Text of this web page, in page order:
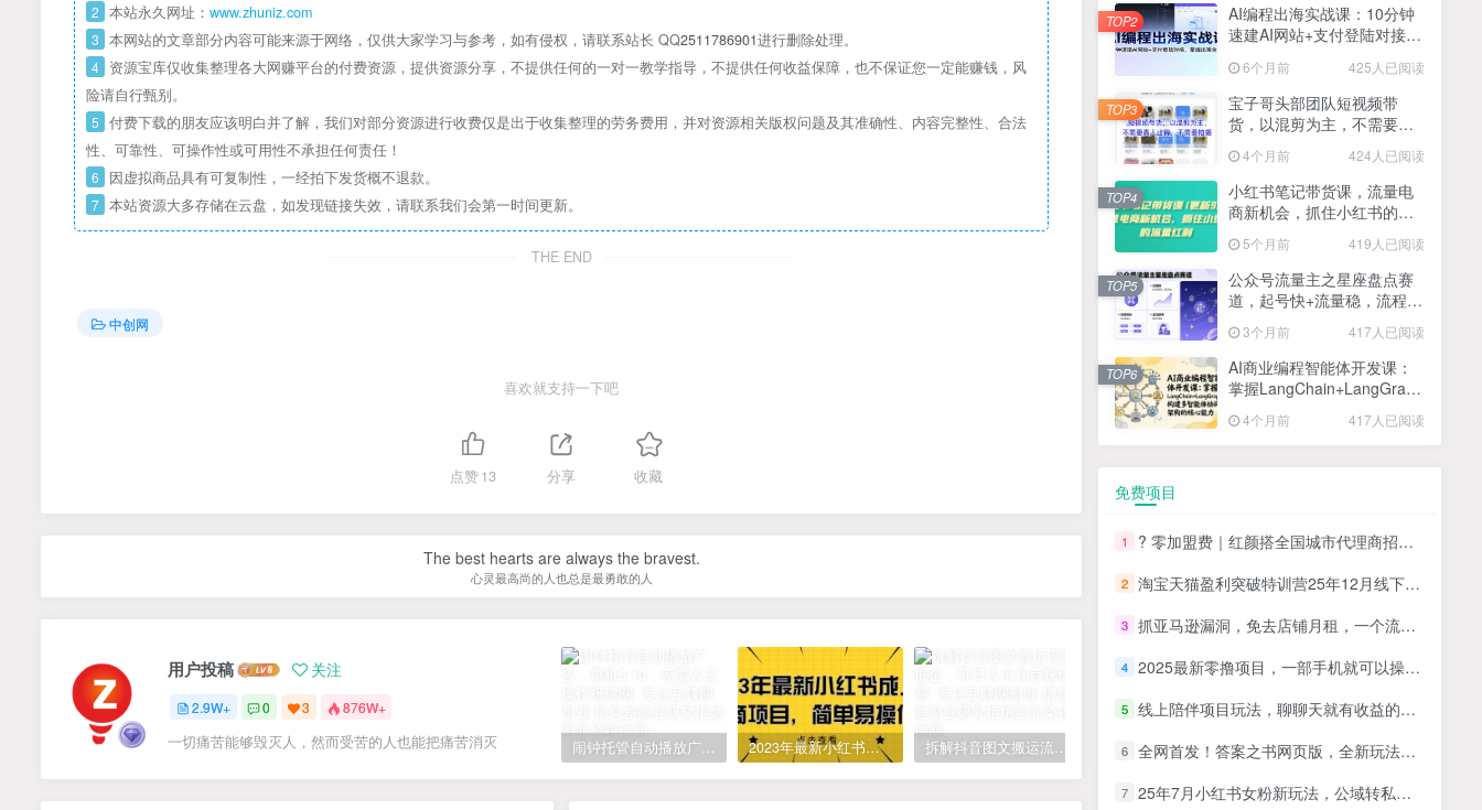
2 本站永久网址： www.zhuniz.com
3 本网站的文章部分内容可能来源于网络，仅供大家学习与参考，如有侵权，请联系站长 QQ2511786901进行删除处理。
4 资源宝库仅收集整理各大网赚平台的付费资源，提供资源分享，不提供任何的一对一教学指导，不提供任何收益保障，也不保证您一定能赚钱，风
险请自行甄别。
5 付费下载的朋友应该明白并了解，我们对部分资源进行收费仅是出于收集整理的劳务费用，并对资源相关版权问题及其准确性、内容完整性、合法
性、可靠性、可操作性或可用性不承担任何责任！
6 因虚拟商品具有可复制性，一经拍下发货概不退款。
7 本站资源大多存储在云盘，如发现链接失效，请联系我们会第一时间更新。
THE END
中创网
喜欢就支持一下吧
点赞13 分享 收藏
The best hearts are always the bravest.
心灵最高尚的人也总是最勇敢的人
用户投稿 关注
2.9W+ 0 3 876W+
一切痛苦能够毁灭人，然而受苦的人也能把痛苦消灭 闹钟托管自动播放广告，单机5-10，无需人工操作 2023年最新小红书成人电商项目，简单易操作【详细教程】 拆解抖音图文搬运流量掘金，可日入小几百 快手星火计划项目玩法，零门槛，单视频收益5000+，保姆级教程
5 线上陪伴项目玩法，聊聊天就有收益的项目，一个月收益5000+
6 全网首发！答案之书网页版，全新玩法，搭配文档和网页，日入1k+零门槛小白首选副业
7 25年7月小红书女粉新玩法，公域转私域变现，日轻松变现2张+，5分钟简单复制好上手
8 情趣内衣暴利玩法，冷门赛道，日入1k+
9 在家就能做的项目，一天轻松300+，操作简单上手快
10 2025年百家号AI图文掘金，手机操作单号月入4-5位数，低门槛【附指令+工具】
抖音情感文案项目玩法，单月涨粉3000+，新手小白也能做
AI编程出海实战课：10分钟
速建AI网站+支付登陆对接，
6个月前 425人已阅读
TOP2
宝子哥头部团队短视频带
货，以混剪为主，不需要真
26年3月】
4个月前 424人已阅读
TOP3
小红书笔记带货课，流量电
商新机会，抓住小红书的流
5个月前 419人已阅读
TOP4
公众号流量主之星座盘点赛
道，起号快+流量稳，流程简
3个月前 417人已阅读
TOP5
AI商业编程智能体开发课：
掌握LangChain+LangGraph
心能力
4个月前 417人已阅读
TOP6
免费项目
1 ? 零加盟费｜红颜搭全国城市代理商招募正式启动！
2 淘宝天猫盈利突破特训营25年12月线下课，系统性的深度剖析电商企业经营之道，打造电商标准化运营体系
3 抓亚马逊漏洞，免去店铺月租，一个流量大竞争小，让你有机会成大卖的赛道
4 2025最新零撸项目，一部手机就可以操作，20秒一单，零投入纯薅羊毛，无门槛，一天200+【揭秘】
5 线上陪伴项目玩法，聊聊天就有收益的项目，一个月收益5000+
6 全网首发！答案之书网页版，全新玩法，搭配文档和网页，日入1k+零门槛小白首选副业
7 25年7月小红书女粉新玩法，公域转私域变现，日轻松变现2张+，5分钟简单复制好上手